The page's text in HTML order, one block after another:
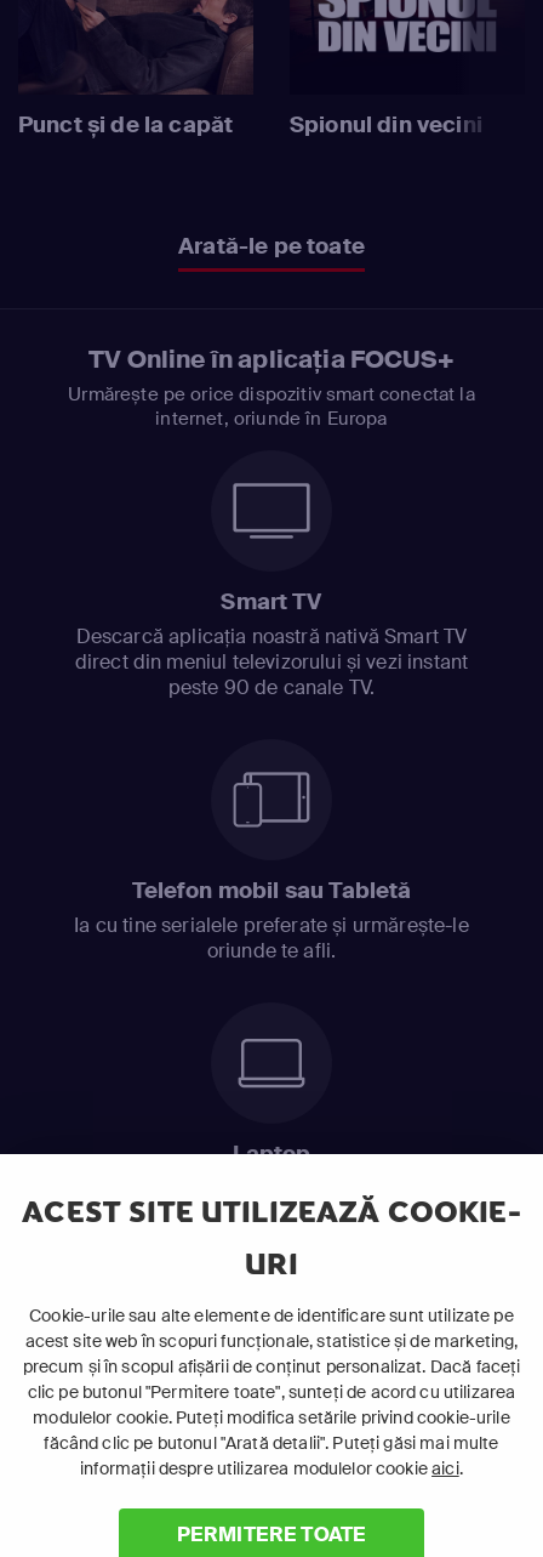
ACEST SITE UTILIZEAZĂ COOKIE-
URI
Cookie-urile sau alte elemente de identificare sunt utilizate pe
acest site web în scopuri funcționale, statistice și de marketing,
precum și în scopul afișării de conținut personalizat. Dacă faceți
clic pe butonul "Permitere toate", sunteți de acord cu utilizarea
modulelor cookie. Puteți modifica setările privind cookie-urile
făcând clic pe butonul "Arată detalii". Puteți găsi mai multe
informații despre utilizarea modulelor cookieaici.
PERMITERE TOATE
Punct și de la capăt Spionul din vecini
Arată-le pe toate
TV Online în aplicația FOCUS+
Urmărește pe orice dispozitiv smart conectat la
internet, oriunde în Europa
Smart TV
Descarcă aplicația noastră nativă Smart TV
direct din meniul televizorului și vezi instant
peste 90 de canale TV.
Telefon mobil sau Tabletă
Ia cu tine serialele preferate și urmărește-le
oriunde te afli.
Laptop
ABONEAZĂ-TE ACUM
Cerințe de sistem